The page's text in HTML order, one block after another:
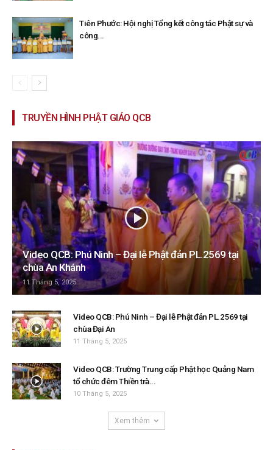
Tiên Phước: Hội nghị Tổng kết công tác Phật sự và
công...
TRUYỀN HÌNH PHẬT GIÁO QCB
Video QCB: Phú Ninh – Đại lễ Phật đản PL.2569 tại
chùa An Khánh
11 Tháng 5, 2025
Video QCB: Phú Ninh – Đại lễ Phật đản PL.2569 tại
chùa Đại An
11 Tháng 5, 2025
Video QCB: Trường Trung cấp Phật học Quảng Nam
tổ chức đêm Thiền trà...
10 Tháng 5, 2025
Xem thêm